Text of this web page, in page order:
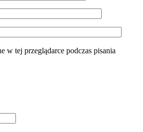
w tej przeglądarce podczas pisania